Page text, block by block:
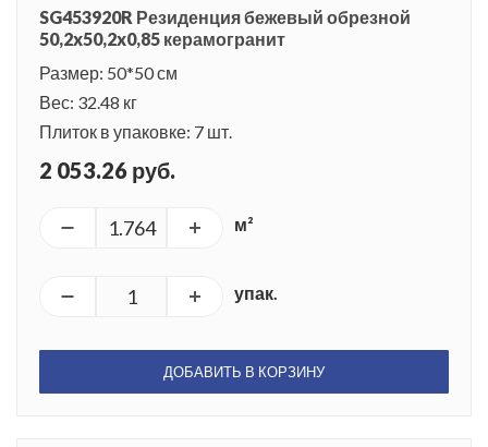
SG453920R Резиденция бежевый обрезной
50,2x50,2x0,85 керамогранит
Размер: 50*50 см
Вес: 32.48 кг
Плиток в упаковке: 7 шт.
2 053.26 руб.
м²
упак.
ДОБАВИТЬ В КОРЗИНУ